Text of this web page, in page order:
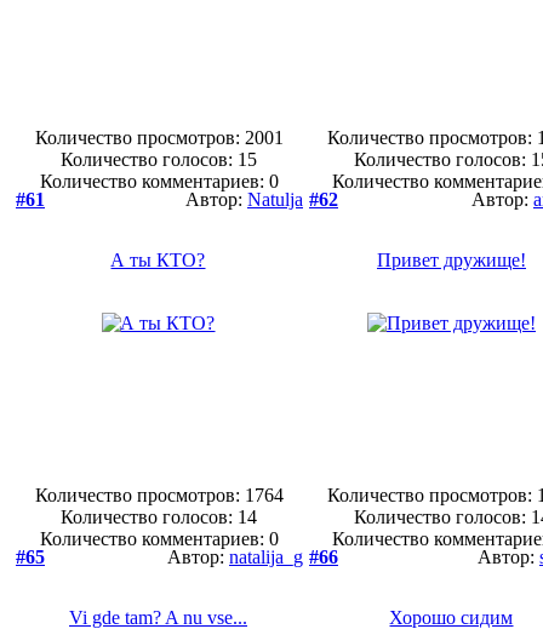
Количество просмотров: 2001
Количество голосов: 15
Количество комментариев: 0
Количество просмотров:
Количество голосов:
Количество
#61
Автор: Natulja
А ты КТО?
Количество просмотров: 1764
Количество голосов: 14
Количество комментариев: 0
#62 Автор:
Привет дружище!
Количество просмотров:
Количество голосов:
Количество
#65
Автор: natalija_g
Vi gde tam? A nu vse...
#66 Автор:
Хорошо сидим